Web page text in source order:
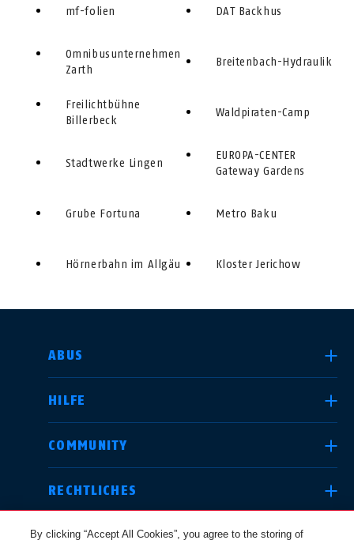
mf-folien
Omnibusunternehmen
Zarth
Freilichtbühne
Billerbeck
Stadtwerke Lingen
Grube Fortuna
Hörnerbahn im Allgäu
DAT Backhus
Breitenbach-Hydraulik
Waldpiraten-Camp
EUROPA-CENTER
Gateway Gardens
Metro Baku
Kloster Jerichow
ABUS
HILFE
COMMUNITY
RECHTLICHES
LAND AUSWÄHLEN
Deutschland
By clicking “Accept All Cookies”, you agree to the storing of